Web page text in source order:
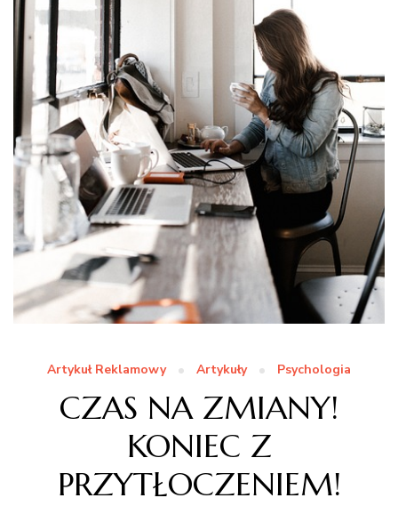
Artykuł Reklamowy Artykuły Psychologia
CZAS NA ZMIANY!
KONIEC Z
PRZYTŁOCZENIEM!